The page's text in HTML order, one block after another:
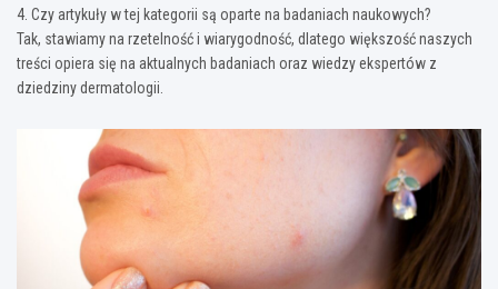
4. Czy artykuły w tej kategorii są oparte na badaniach naukowych?
Tak, stawiamy na rzetelność i wiarygodność, dlatego większość naszych
treści opiera się na aktualnych badaniach oraz wiedzy ekspertów z
dziedziny dermatologii.